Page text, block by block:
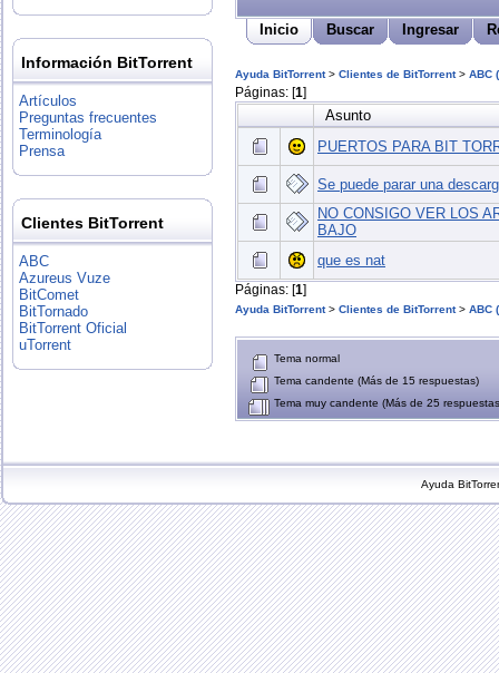
Inicio Buscar Ingresar
Ayuda BitTorrent> Clientes de BitTorrent> ABC
Páginas: [1]
Asunto
PUERTOS PARA BIT
Se puede parar una
NO CONSIGO VER LOS
BAJO
que es nat
Páginas: [1]
Ayuda BitTorrent> Clientes de BitTorrent> ABC
Tema normal
Tema candente (Más de 15 respuestas)
Tema muy candente (Más de 25
Información BitTorrent
Artículos
Preguntas frecuentes
Terminología
Prensa
Clientes BitTorrent
ABC
Azureus Vuze
BitComet
BitTornado
BitTorrent Oficial
uTorrent
Ayuda